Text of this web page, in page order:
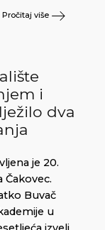
Pročitaj više
i
dva
je 20.
Čakovec.
Buvač
u